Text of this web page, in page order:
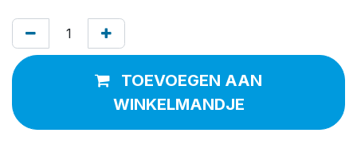
TOEVOEGEN AAN
WINKELMANDJE